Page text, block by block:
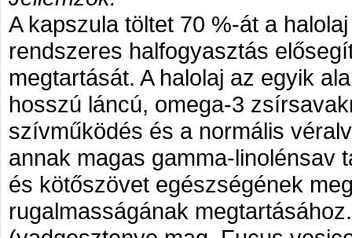
A kapszula töltet 70 %-át a
rendszeres halfogyasztás
megtartását. A halolaj az egyik
hosszú láncú, omega-3
szívműködés és a normális
annak magas gamma-linolénsav
és kötőszövet egészségének
rugalmasságának